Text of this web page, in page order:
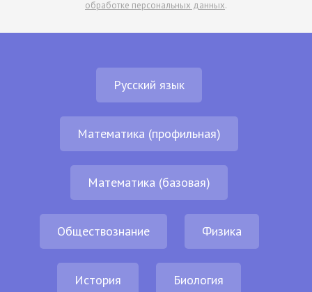
обработке персональных данных.
Русский язык
Математика (профильная)
Математика (базовая)
Обществознание Физика
История Биология